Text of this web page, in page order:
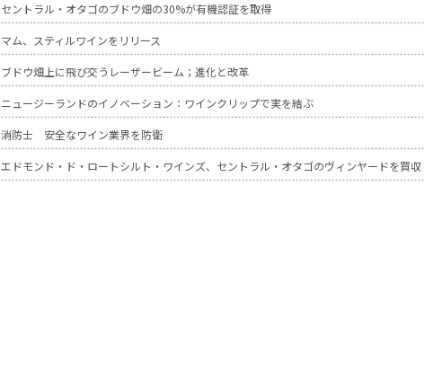
セントラル・オタゴのブドウ畑の30%が有機認証を取得
マム、スティルワインをリリース
ブドウ畑上に飛び交うレーザービーム；進化と改革
ニュージーランドのイノベーション：ワインクリップで実を結ぶ
消防士 安全なワイン業界を防衛
エドモンド・ド・ロートシルト・ワインズ、セントラル・オタゴのヴィンヤードを買収